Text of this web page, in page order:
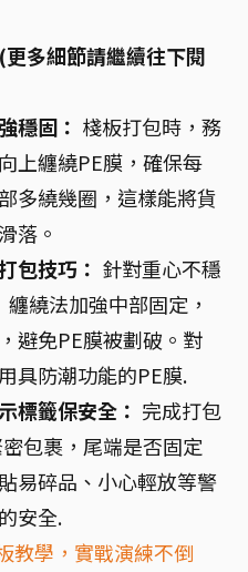
多細節請繼續往下閱
穩固： 棧板打包時，務
上纏繞PE膜，確保每
多繞幾圈，這樣能將貨
落。
包技巧： 針對重心不穩
繞法加強中部固定，
避免PE膜被劃破。對
具防潮功能的PE膜.
標籤保安全： 完成打包
包裹，尾端是否固定
易碎品、小心輕放等警
安全.
教學，實戰演練不倒